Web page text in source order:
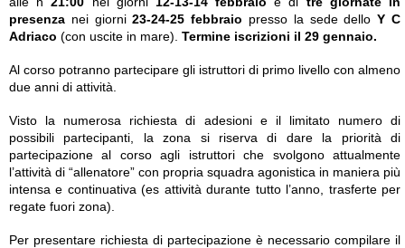
presenza nei giorni23-24-25 febbraio presso la sede delloY C
Adriaco (con uscite in mare). Termine iscrizioni il 29 gennaio.
Al corso potranno partecipare gli istruttori di primo livello con almeno
due anni di attività.
Visto la numerosa richiesta di adesioni e il limitato numero di
possibili partecipanti, la zona si riserva di dare la priorità di
partecipazione al corso agli istruttori che svolgono attualmente
l’attività di “allenatore” con propria squadra agonistica in maniera più
intensa e continuativa (es attività durante tutto l’anno, trasferte per
regate fuori zona).
Per presentare richiesta di partecipazione è necessario compilare il